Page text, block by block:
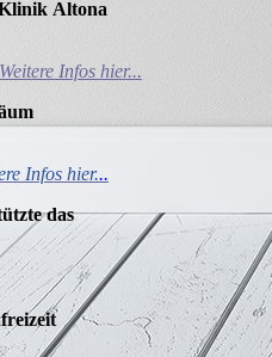
Altona
Weitere Infos hier...
Infos hier...
das